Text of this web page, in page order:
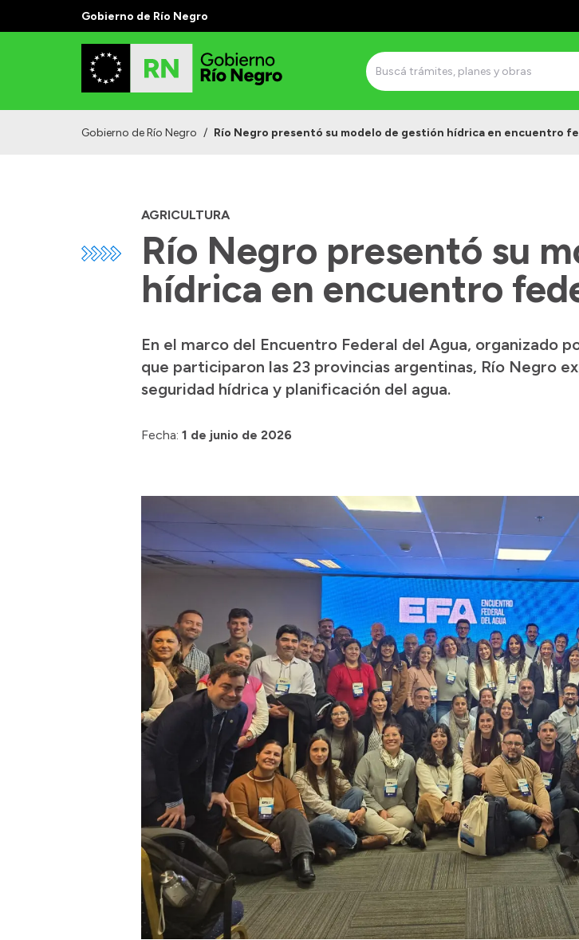
Gobierno de Río Negro
Gobierno de Río Negro / Río Negro presentó su modelo de gestión hídrica en encuentro
AGRICULTURA
Río Negro presentó su
hídrica en encuentro
En el marco del Encuentro Federal del Agua, organizado
que participaron las 23 provincias argentinas, Río Negro
seguridad hídrica y planificación del agua.
Fecha: 1 de junio de 2026